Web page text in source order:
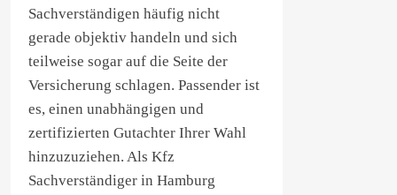
Sachverständigen häufig nicht
gerade objektiv handeln und sich
teilweise sogar auf die Seite der
Versicherung schlagen. Passender ist
es, einen unabhängigen und
zertifizierten Gutachter Ihrer Wahl
hinzuzuziehen. Als Kfz
Sachverständiger in Hamburg